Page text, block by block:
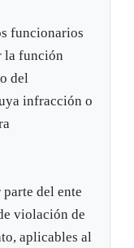
funcionarios
la función
del
infracción o
del ente
violación de
aplicables al